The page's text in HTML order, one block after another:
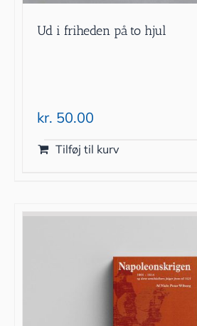
Ud i friheden på to hjul
kr. 50.00
Tilføj til kurv